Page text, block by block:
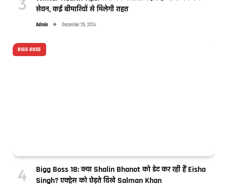
सेवन, कई बीमारियों से मिलेगी राहत
Admin December 29, 2024
BIGG BOSS
Bigg Boss 18: क्या Shalin Bhanot को डेट कर रही हैं Eisha
Singh? एक्ट्रेस को छेड़ते दिखे Salman Khan